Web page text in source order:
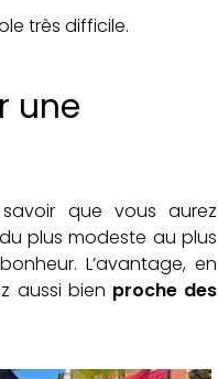
très difficile.
une
que vous aurez
plus modeste au plus
L’avantage, en
aussi bien proche des